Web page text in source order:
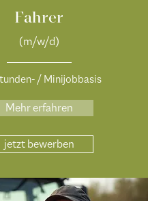
Fahrer
(m/w/d)
/ Minijobbasis
Mehr erfahren
jetzt bewerben